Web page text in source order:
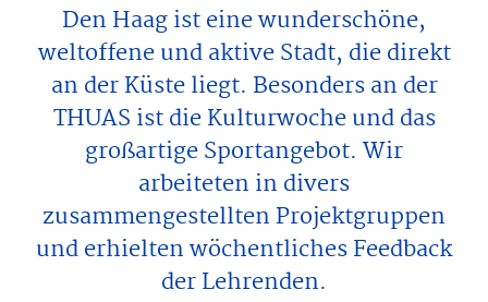
Den Haag ist eine wunderschöne,
weltoffene und aktive Stadt, die direkt
an der Küste liegt. Besonders an der
THUAS ist die Kulturwoche und das
großartige Sportangebot. Wir
arbeiteten in divers
zusammengestellten Projektgruppen
und erhielten wöchentliches Feedback
der Lehrenden.